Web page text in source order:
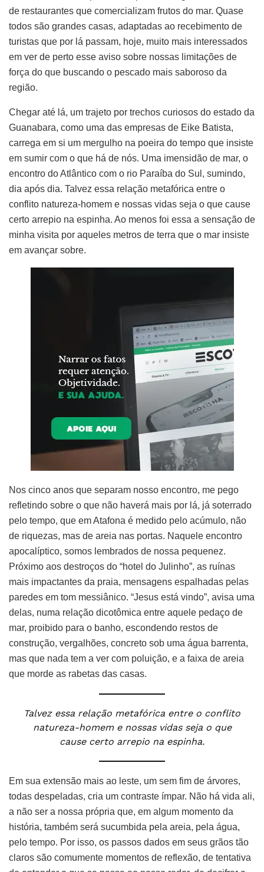
de restaurantes que comercializam frutos do mar. Quase
todos são grandes casas, adaptadas ao recebimento de
turistas que por lá passam, hoje, muito mais interessados
em ver de perto esse aviso sobre nossas limitações de
força do que buscando o pescado mais saboroso da
região.
Chegar até lá, um trajeto por trechos curiosos do estado da
Guanabara, como uma das empresas de Eike Batista,
carrega em si um mergulho na poeira do tempo que insiste
em sumir com o que há de nós. Uma imensidão de mar, o
encontro do Atlântico com o rio Paraíba do Sul, sumindo,
dia após dia. Talvez essa relação metafórica entre o
conflito natureza-homem e nossas vidas seja o que cause
certo arrepio na espinha. Ao menos foi essa a sensação de
minha visita por aqueles metros de terra que o mar insiste
em avançar sobre.
Nos cinco anos que separam nosso encontro, me pego
refletindo sobre o que não haverá mais por lá, já soterrado
pelo tempo, que em Atafona é medido pelo acúmulo, não
de riquezas, mas de areia nas portas. Naquele encontro
apocalíptico, somos lembrados de nossa pequenez.
Próximo aos destroços do “hotel do Julinho”, as ruínas
mais impactantes da praia, mensagens espalhadas pelas
paredes em tom messiânico. “Jesus está vindo”, avisa uma
delas, numa relação dicotômica entre aquele pedaço de
mar, proibido para o banho, escondendo restos de
construção, vergalhões, concreto sob uma água barrenta,
mas que nada tem a ver com poluição, e a faixa de areia
que morde as rabetas das casas.
Talvez essa relação metafórica entre o conflito
natureza-homem e nossas vidas seja o que
cause certo arrepio na espinha.
Em sua extensão mais ao leste, um sem fim de árvores,
todas despeladas, cria um contraste ímpar. Não há vida ali,
a não ser a nossa própria que, em algum momento da
história, também será sucumbida pela areia, pela água,
pelo tempo. Por isso, os passos dados em seus grãos tão
claros são comumente momentos de reflexão, de tentativa